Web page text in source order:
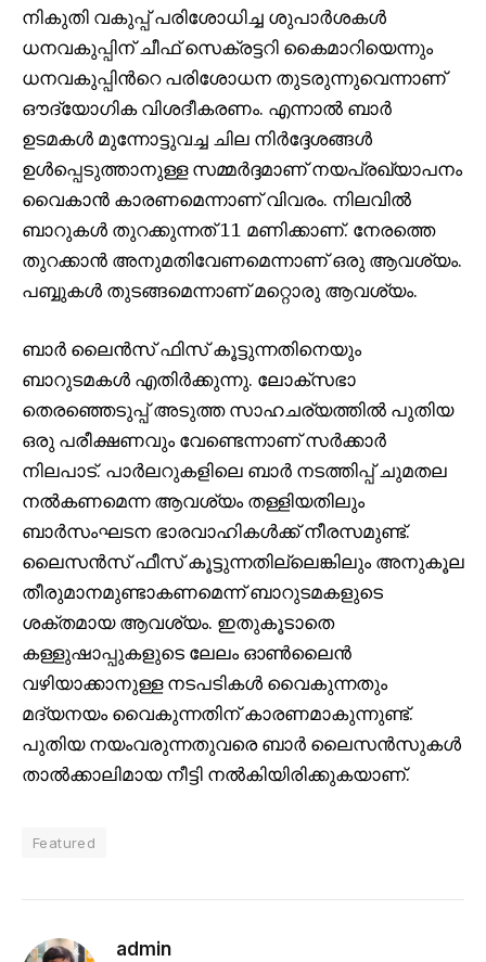
നികുതി വകുപ്പ് പരിശോധിച്ച ശുപാർശകള്‍
ധനവകുപ്പിന് ചീഫ് സെക്രട്ടറി കൈമാറിയെന്നും
ധനവകുപ്പിന്‍റെ പരിശോധന തുടരുന്നുവെന്നാണ്
ഔദ്യോഗിക വിശദീകരണം. എന്നാൽ ബാർ
ഉടമകള്‍ മുന്നോട്ടുവച്ച ചില നിർദ്ദേശങ്ങള്‍
ഉള്‍പ്പെടുത്താനുള്ള സമ്മർദ്ദമാണ് നയപ്രഖ്യാപനം
വൈകാൻ കാരണമെന്നാണ് വിവരം. നിലവിൽ
ബാറുകള്‍ തുറക്കുന്നത് 11 മണിക്കാണ്. നേരത്തെ
തുറക്കാൻ അനുമതിവേണമെന്നാണ് ഒരു ആവശ്യം.
പബ്ബുകള്‍ തുടങ്ങമെന്നാണ് മറ്റൊരു ആവശ്യം.
ബാർ ലൈൻസ് ഫിസ് കൂട്ടുന്നതിനെയും
ബാറുടമകൾ എതിർക്കുന്നു. ലോക്സഭാ
തെരഞ്ഞെടുപ്പ് അടുത്ത സാഹചര്യത്തിൽ പുതിയ
ഒരു പരീക്ഷണവും വേണ്ടെന്നാണ് സർക്കാർ
നിലപാട്. പാർലറുകളിലെ ബാർ നടത്തിപ്പ് ചുമതല
നൽകണമെന്ന ആവശ്യം തള്ളിയതിലും
ബാർസംഘടന ഭാരവാഹികള്‍ക്ക് നീരസമുണ്ട്.
ലൈസൻസ് ഫീസ് കൂട്ടുന്നതില്ലെങ്കിലും അനുകൂല
തീരുമാനമുണ്ടാകണമെന്ന് ബാറുടമകളുടെ
ശക്തമായ ആവശ്യം. ഇതുകൂടാതെ
കള്ളുഷാപ്പുകളുടെ ലേലം ഓണ്‍ലൈൻ
വഴിയാക്കാനുള്ള നടപടികള്‍ വൈകുന്നതും
മദ്യനയം വൈകുന്നതിന് കാരണമാകുന്നുണ്ട്.
പുതിയ നയംവരുന്നതുവരെ ബാർ ലൈസൻസുകള്‍
താൽക്കാലിമായ നീട്ടി നൽകിയിരിക്കുകയാണ്.
Featured
admin